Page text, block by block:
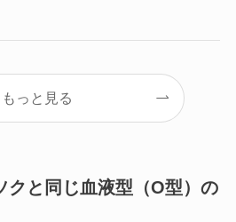
もっと見る
クと同じ血液型（O型）の